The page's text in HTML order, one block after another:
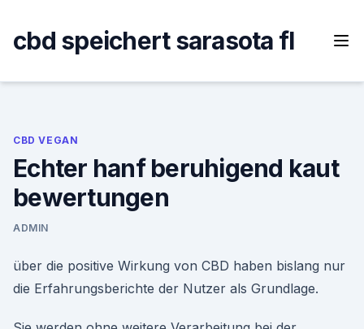
content
cbd speichert sarasota fl
CBD VEGAN
Echter hanf beruhigend kaut
bewertungen
ADMIN
über die positive Wirkung von CBD haben bislang nur
die Erfahrungsberichte der Nutzer als Grundlage.